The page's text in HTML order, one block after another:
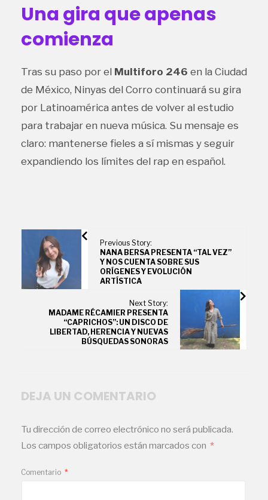
Una gira que apenas
comienza
Tras su paso por el Multiforo 246 en la Ciudad
de México, Ninyas del Corro continuará su gira
por Latinoamérica antes de volver al estudio
para trabajar en nueva música. Su mensaje es
claro: mantenerse fieles a sí mismas y seguir
expandiendo los límites del rap en español.
Previous Story:
NANA BERSA PRESENTA “TAL VEZ”
Y NOS CUENTA SOBRE SUS
ORÍGENES Y EVOLUCIÓN
ARTÍSTICA
Next Story:
MADAME RÉCAMIER PRESENTA
“CAPRICHOS”: UN DISCO DE
LIBERTAD, HERENCIA Y NUEVAS
BÚSQUEDAS SONORAS
DEJA UN COMENTARIO
Tu dirección de correo electrónico no será publicada.
Los campos obligatorios están marcados con *
Comentario *